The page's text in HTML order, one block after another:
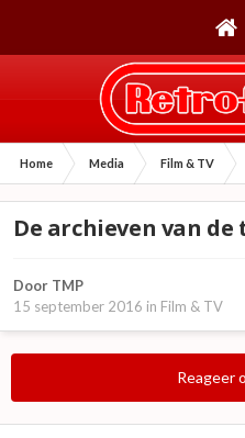
Home Media Film & TV
De archieven van de
Door TMP
15 september 2016 in Film & TV
Reageer